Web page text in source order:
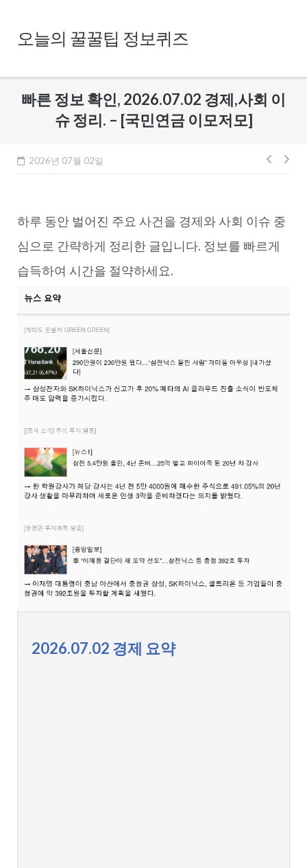
content오늘의 꿀꿀팁 정보퀴즈
빠른 정보 확인, 2026.07.02 경제,사회 이
슈 정리. – [국민연금 이모저모]
2026년 07월 02일
글
게
이
하루 동안 벌어진 주요 사건을 경제와 사회 이슈 중
심으로 간략하게 정리한 글입니다. 정보를 빠르게
습득하여 시간을 절약하세요.
2026.07.02 경제 요약